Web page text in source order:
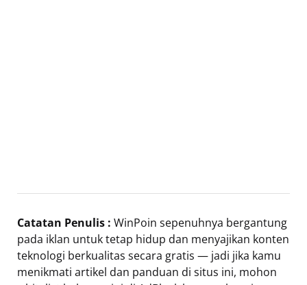
Catatan Penulis : WinPoin sepenuhnya bergantung
pada iklan untuk tetap hidup dan menyajikan konten
teknologi berkualitas secara gratis — jadi jika kamu
menikmati artikel dan panduan di situs ini, mohon